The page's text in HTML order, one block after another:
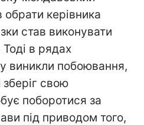
керівника
став виконувати
Тоді в рядах
виникли побоювання,
свою
поборотися за
під приводом того,